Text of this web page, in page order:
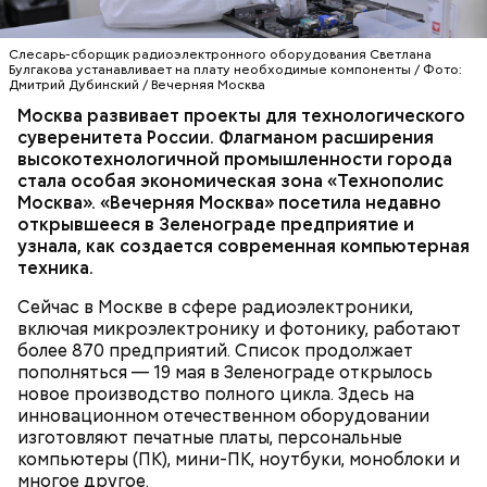
Слесарь-сборщик радиоэлектронного оборудования Светлана
Булгакова устанавливает на плату необходимые компоненты / Фото:
Дмитрий Дубинский / Вечерняя Москва
Москва развивает проекты для технологического
суверенитета России. Флагманом расширения
высокотехнологичной промышленности города
стала особая экономическая зона «Технополис
Москва». «Вечерняя Москва» посетила недавно
открывшееся в Зеленограде предприятие и
узнала, как создается современная компьютерная
техника.
Сейчас в Москве в сфере радиоэлектроники,
включая микроэлектронику и фотонику, работают
более 870 предприятий. Список продолжает
пополняться — 19 мая в Зеленограде открылось
новое производство полного цикла. Здесь на
инновационном отечественном оборудовании
изготовляют печатные платы, персональные
компьютеры (ПК), мини-ПК, ноутбуки, моноблоки и
многое другое.
«Холодильник» для термопасты
ТЕХНОЛОГИИ
МОСКВА
ПРОМЫШЛЕННОСТЬ
ТЕХНОПОЛИС «МОСКВА»
Позднее им на смену пришли шарманщики. Их
стало особенно много после Отечественной войны
1812 года. В тот период они были такой же
неотъемлемой частью городской жизни, как и
скоморохи до них. Монотонные и печальные звуки
шарманки можно было услышать в самых
оживленных местах города: на Арбате, Тверской,
Пресне и в Хамовниках. Вокруг них всегда
собирались толпы.
которые были очень популярны в Москве вплоть до
конца XIX века. Чаще всего они проходили в
важные дни церковного календаря — на
Масленицу, в Пасхальную и Троицкую недели — и
представляли собой грандиозные праздники под
открытым небом — с музыкой и театральными
представлениями. В Москве главной площадкой для
таких «фестивалей» долгое время был Новинский
бульвар, а затем — Девичье поле. В программу
мероприятий входили не только музыкальные
выступления, но и комические пьесы, кукольные
представления и многое другое.